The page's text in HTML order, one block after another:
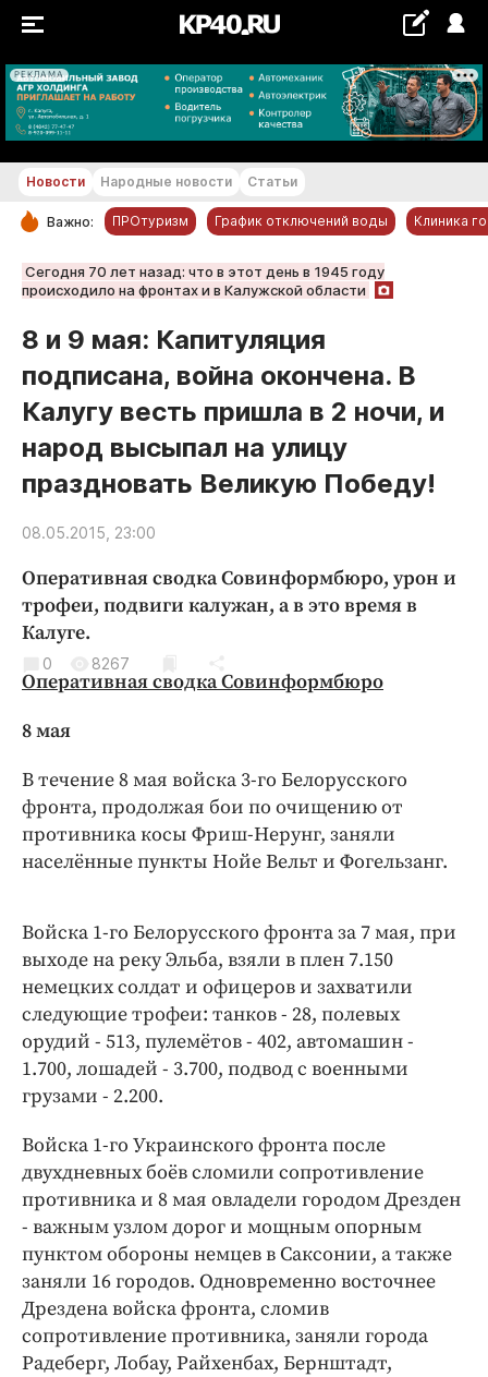
РЕКЛАМА
+21...+22 °С
РУБРИКИ
Новости компаний
Статьи
Народные новости
Авто и транспорт
Благоустройство
Криминал
Культура
Недвижимость и ЖКХ
Образование
Общество
Погода
Происшествия
Экономика и бизнес
ПРОЕКТЫ
Медиаперсона
Интересное чтиво
Клиника года
Бренд года
Работодатель года
Новости Народные новости Статьи
Важно: ПРОтуризм График отключений воды Клиника
Сегодня 70 лет назад: что в этот день в 1945 году
происходило на фронтах и в Калужской области
8 и 9 мая: Капитуляция
подписана, война окончена. В
Калугу весть пришла в 2 ночи, и
народ высыпал на улицу
праздновать Великую Победу!
08.05.2015, 23:00
Оперативная сводка Совинформбюро, урон и
трофеи, подвиги калужан, а в это время в
Калуге.
0 8267
Оперативная сводка Совинформбюро
8 мая
В течение 8 мая войска 3-го Белорусского
фронта, продолжая бои по очищению от
противника косы Фриш-Нерунг, заняли
населённые пункты Нойе Вельт и Фогельзанг.
Войска 1-го Белорусского фронта за 7 мая, при
выходе на реку Эльба, взяли в плен 7.150
немецких солдат и офицеров и захватили
следующие трофеи: танков - 28, полевых
орудий - 513, пулемётов - 402, автомашин -
1.700, лошадей - 3.700, подвод с военными
грузами - 2.200.
Войска 1-го Украинского фронта после
двухдневных боёв сломили сопротивление
противника и 8 мая овладели городом Дрезден
- важным узлом дорог и мощным опорным
пунктом обороны немцев в Саксонии, а также
заняли 16 городов. Одновременно восточнее
Дрездена войска фронта, сломив
сопротивление противника, заняли города
Радеберг, Лобау, Райхенбах, Бернштадт,